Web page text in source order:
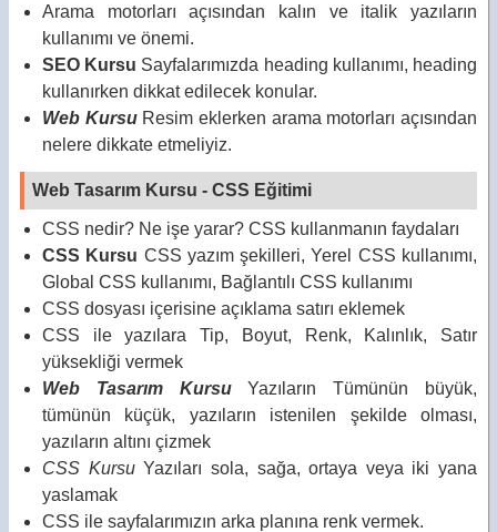
Arama motorları açısından kalın ve italik yazıların
kullanımı ve önemi.
SEO Kursu Sayfalarımızda heading kullanımı, heading
kullanırken dikkat edilecek konular.
Web Kursu Resim eklerken arama motorları açısından
nelere dikkate etmeliyiz.
Web Tasarım Kursu - CSS Eğitimi
CSS nedir? Ne işe yarar? CSS kullanmanın faydaları
CSS Kursu CSS yazım şekilleri, Yerel CSS kullanımı,
Global CSS kullanımı, Bağlantılı CSS kullanımı
CSS dosyası içerisine açıklama satırı eklemek
CSS ile yazılara Tip, Boyut, Renk, Kalınlık, Satır
yüksekliği vermek
Web Tasarım KursuYazıların Tümünün büyük,
tümünün küçük, yazıların istenilen şekilde olması,
yazıların altını çizmek
CSS KursuYazıları sola, sağa, ortaya veya iki yana
yaslamak
CSS ile sayfalarımızın arka planına renk vermek.